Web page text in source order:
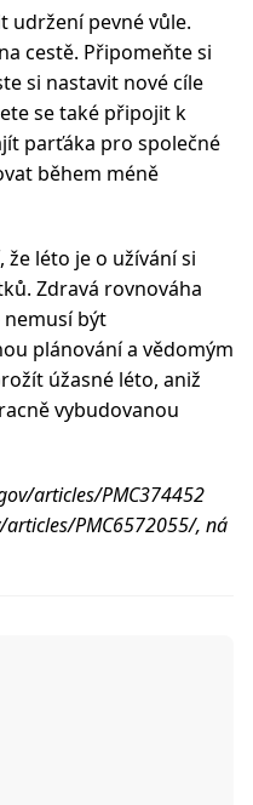
udržení pevné vůle.
cestě. Připomeňte si
si nastavit nové cíle
se také připojit k
parťáka pro společné
během méně
léto je o užívání si
Zdravá rovnováha
nemusí být
plánování a vědomým
úžasné léto, aniž
vybudovanou
articles/PMC374452
PMC6572055/, ná